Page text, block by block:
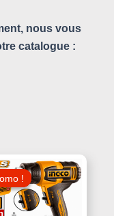
nous vous
catalogue :
470,000 د.ت.
!!
Le
Prix
Initial
Était :
Le